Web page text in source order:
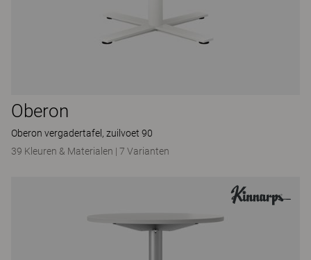
Oberon
Oberon vergadertafel, zuilvoet 90
39 Kleuren & Materialen | 7 Varianten